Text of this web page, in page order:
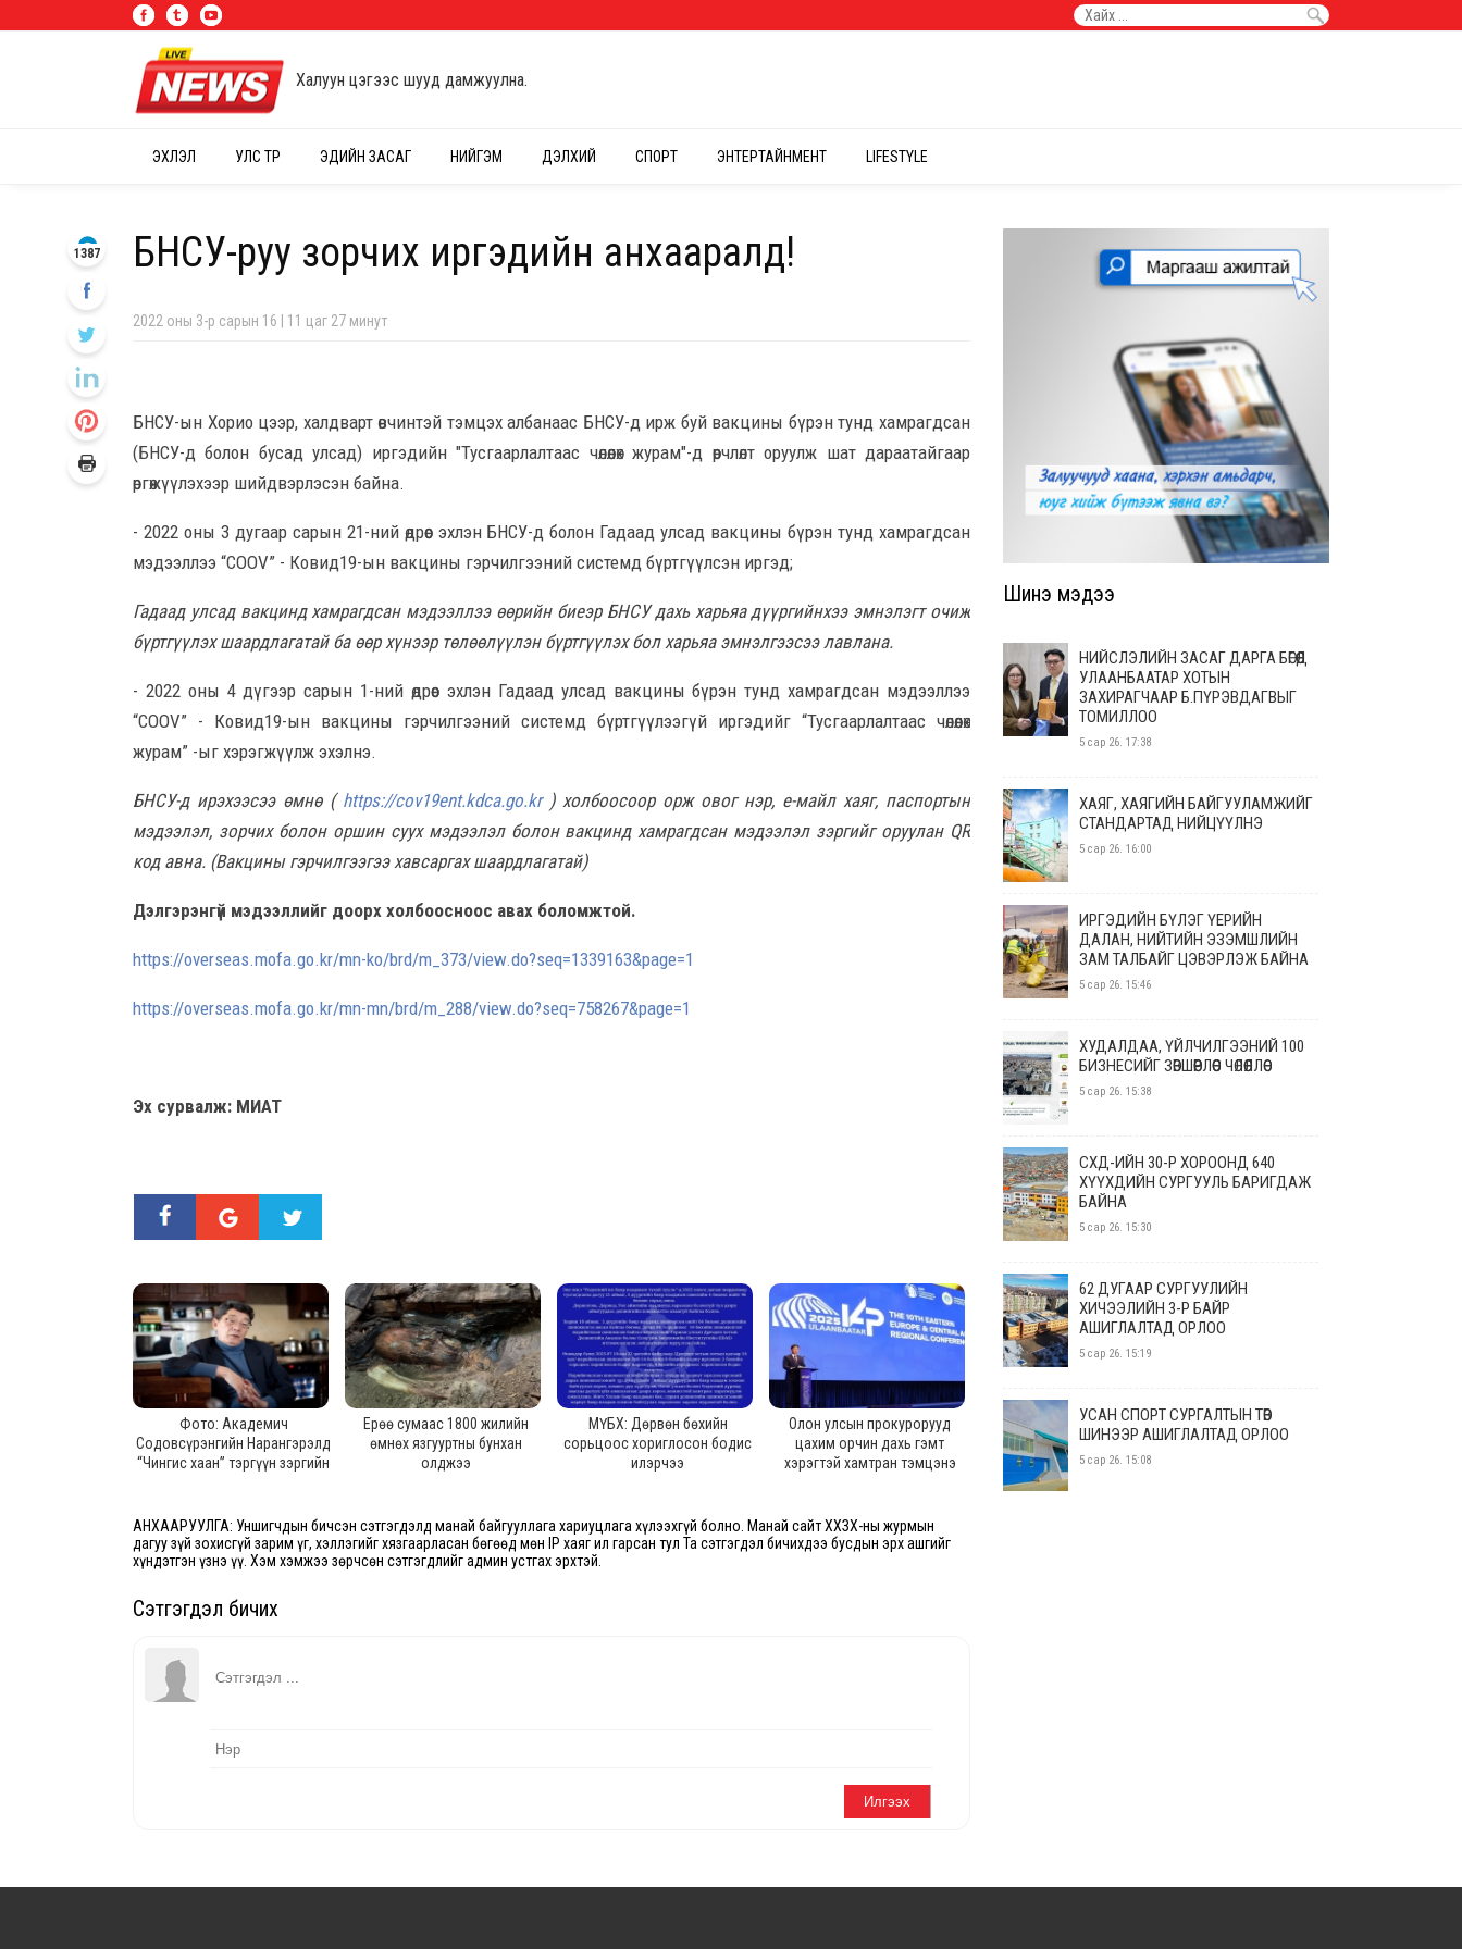
Халуун цэгээс шууд дамжуулна.
ЭХЛЭЛ УЛС ТӨР ЭДИЙН ЗАСАГ НИЙГЭМ ДЭЛХИЙ СПОРТ ЭНТЕРТАЙНМЕНТ LIFESTYLE
БНСУ-руу зорчих иргэдийн анхааралд!
2022 оны 3-р сарын 16 | 11 цаг 27 минут
1387
БНСУ-ын Хорио цээр, халдварт өвчинтэй тэмцэх албанаас БНСУ-д ирж буй вакцины бүрэн тунд хамрагдсан
(БНСУ-д болон бусад улсад) иргэдийн "Тусгаарлалтаас чөлөөлөх журам"-д өөрчлөлт оруулж шат дараатайгаар
өргөжүүлэхээр шийдвэрлэсэн байна.
- 2022 оны 3 дугаар сарын 21-ний өдрөөс эхлэн БНСУ-д болон Гадаад улсад вакцины бүрэн тунд хамрагдсан
мэдээллээ “COOV” - Ковид19-ын вакцины гэрчилгээний системд бүртгүүлсэн иргэд;
Гадаад улсад вакцинд хамрагдсан мэдээллээ өөрийн биеэр БНСУ дахь харьяа дүүргийнхээ эмнэлэгт очиж
бүртгүүлэх шаардлагатай ба өөр хүнээр төлөөлүүлэн бүртгүүлэх бол харьяа эмнэлгээсээ лавлана.
- 2022 оны 4 дүгээр сарын 1-ний өдрөөс эхлэн Гадаад улсад вакцины бүрэн тунд хамрагдсан мэдээллээ
“COOV” - Ковид19-ын вакцины гэрчилгээний системд бүртгүүлээгүй иргэдийг “Тусгаарлалтаас чөлөөлөх
журам” -ыг хэрэгжүүлж эхэлнэ.
БНСУ-д ирэхээсээ өмнө ( https://cov19ent.kdca.go.kr) холбоосоор орж овог нэр, е-майл хаяг, паспортын
мэдээлэл, зорчих болон оршин суух мэдээлэл болон вакцинд хамрагдсан мэдээлэл зэргийг оруулан QR
код авна. (Вакцины гэрчилгээгээ хавсаргах шаардлагатай)
Дэлгэрэнгүй мэдээллийг доорх холбоосноос авах боломжтой.
https://overseas.mofa.go.kr/mn-ko/brd/m_373/view.do?seq=1339163&page=1
https://overseas.mofa.go.kr/mn-mn/brd/m_288/view.do?seq=758267&page=1
Эх сурвалж: МИАТ
Фото: Академич
Содовсүрэнгийн Нарангэрэлд
“Чингис хаан” тэргүүн зэргийн
Ерөө сумаас 1800 жилийн
өмнөх язгууртны бунхан
олджээ
МҮБХ: Дөрвөн бөхийн
сорьцоос хориглосон бодис
илэрчээ
Олон улсын прокурорууд
цахим орчин дахь гэмт
хэрэгтэй хамтран тэмцэнэ
АНХААРУУЛГА: Уншигчдын бичсэн сэтгэгдэлд манай байгууллага хариуцлага хүлээхгүй болно. Манай сайт ХХЗХ-ны журмын
дагуу зүй зохисгүй зарим үг, хэллэгийг хязгаарласан бөгөөд мөн IP хаяг ил гарсан тул Та сэтгэгдэл бичихдээ бусдын эрх ашгийг
хүндэтгэн үзнэ үү. Хэм хэмжээ зөрчсөн сэтгэгдлийг админ устгах эрхтэй.
Сэтгэгдэл бичих
Шинэ мэдээ
НИЙСЛЭЛИЙН ЗАСАГ ДАРГА БӨГӨӨД
УЛААНБААТАР ХОТЫН
ЗАХИРАГЧААР Б.ПҮРЭВДАГВЫГ
ТОМИЛЛОО
5 сар 26. 17:38
ХАЯГ, ХАЯГИЙН БАЙГУУЛАМЖИЙГ
СТАНДАРТАД НИЙЦҮҮЛНЭ
5 сар 26. 16:00
ИРГЭДИЙН БҮЛЭГ ҮЕРИЙН
ДАЛАН, НИЙТИЙН ЭЗЭМШЛИЙН
ЗАМ ТАЛБАЙГ ЦЭВЭРЛЭЖ БАЙНА
5 сар 26. 15:46
ХУДАЛДАА, ҮЙЛЧИЛГЭЭНИЙ 100
БИЗНЕСИЙГ ЗӨВШӨӨРЛӨӨС ЧӨЛӨӨЛЛӨӨ
5 сар 26. 15:38
СХД-ИЙН 30-Р ХОРООНД 640
ХҮҮХДИЙН СУРГУУЛЬ БАРИГДАЖ
БАЙНА
5 сар 26. 15:30
62 ДУГААР СУРГУУЛИЙН
ХИЧЭЭЛИЙН 3-Р БАЙР
АШИГЛАЛТАД ОРЛОО
5 сар 26. 15:19
УСАН СПОРТ СУРГАЛТЫН ТӨВ
ШИНЭЭР АШИГЛАЛТАД ОРЛОО
5 сар 26. 15:08